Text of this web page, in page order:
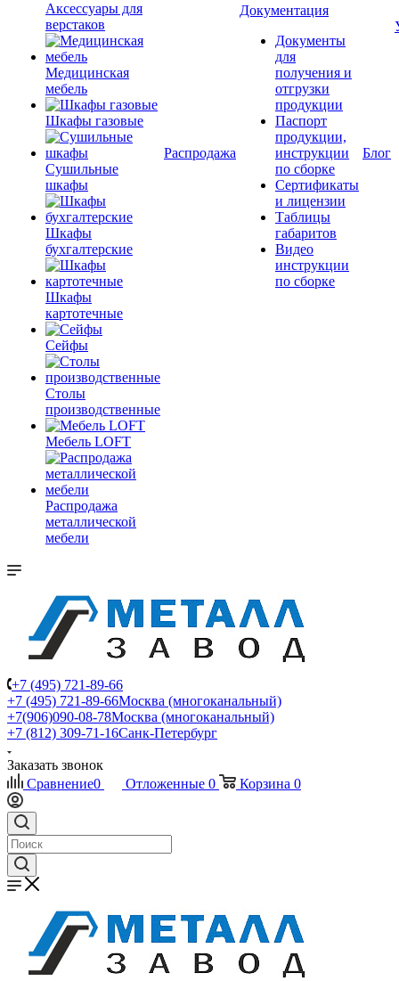
Аксессуары для
верстаков
Медицинская
мебель
Шкафы газовые
Сушильные
шкафы
Шкафы
бухгалтерские
Шкафы
картотечные
Сейфы
Столы
производственные
Мебель LOFT
Распродажа
металлической
мебели
Распродажа
Документация
Документы
для
получения и
отгрузки
продукции
Паспорт
продукции,
инструкции
по сборке
Сертификаты
и лицензии
Таблицы
габаритов
Видео
инструкции
по сборке
Блог
+7 (495) 721-89-66
+7 (495) 721-89-66Москва (многоканальный)
+7(906)090-08-78Москва (многоканальный)
+7 (812) 309-71-16Санк-Петербург
Заказать звонок
Сравнение0 Отложенные 0 Корзина 0